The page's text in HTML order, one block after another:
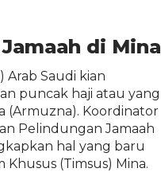
di Mina
Arab Saudi kian
puncak haji atau yang
(Armuzna). Koordinator
Pelindungan Jamaah
hal yang baru
(Timsus) Mina.